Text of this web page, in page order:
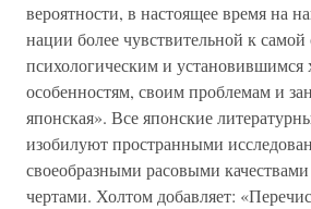
вероятности, в настоящее время на
нации более чувствительной к самой
психологическим и установившимся
особенностям, своим проблемам и
японская». Все японские
изобилуют пространными
своеобразными расовыми
чертами. Холтом добавляет: